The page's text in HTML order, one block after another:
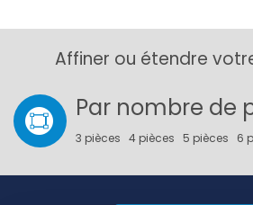
Affiner ou étendre
Par nombre de
3 pièces 4 pièces 5 pièces 6